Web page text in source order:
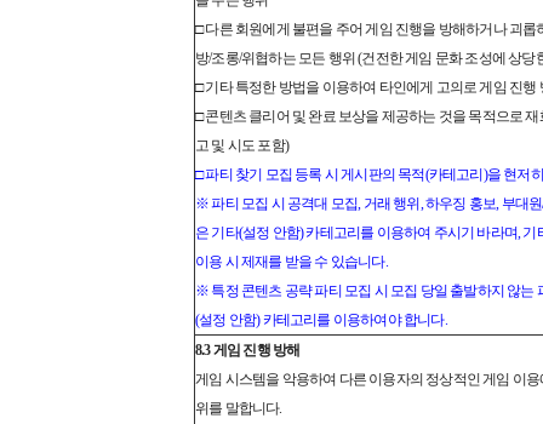
□ 다른 회원에게 불편을 주어 게임 진행을 방해하거나 괴롭
방/조롱/위협하는 모든 행위 (건전한 게임 문화 조성에 상당
□ 기타 특정한 방법을 이용하여 타인에게 고의로 게임 진행
□ 콘텐츠 클리어 및 완료 보상을 제공하는 것을 목적으로
고 및 시도 포함)
□ 파티 찾기 모집 등록 시 게시판의 목적(카테고리)을 현저
※ 파티 모집 시 공격대 모집, 거래 행위, 하우징 홍보, 부대
은 기타(설정 안함) 카테고리를 이용하여 주시기 바라며,
이용 시 제재를 받을 수 있습니다.
※ 특정 콘텐츠 공략 파티 모집 시 모집 당일 출발하지 않는
(설정 안함) 카테고리를 이용하여야 합니다.
8.3 게임 진행 방해
게임 시스템을 악용하여 다른 이용자의 정상적인 게임 이
위를 말합니다.